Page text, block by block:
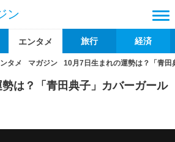
ン
エンタメ 旅行 経済
タメ マガジン 10月7日生まれの運勢は？「青
は？「青田典子」カバーガール